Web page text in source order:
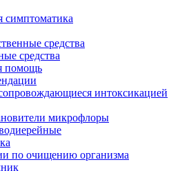
симптоматика
средства
средства
помощь
интоксикацией
микрофлоры
по очищению организма